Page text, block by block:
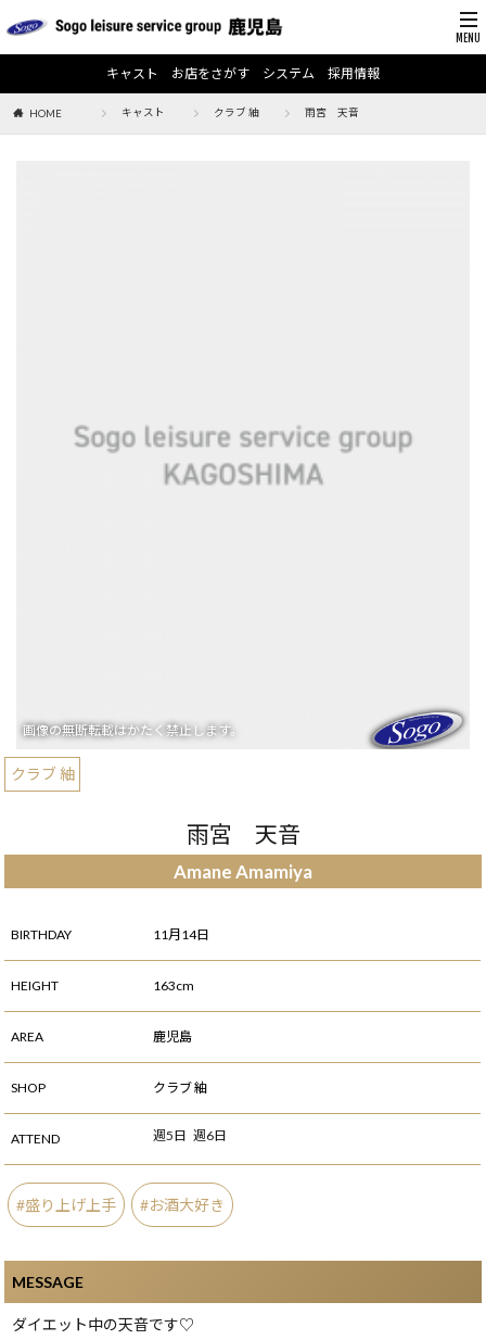
キャスト お店をさがす システム 採用情報
HOME キャスト クラブ 紬 雨宮 天音
クラブ 紬
雨宮 天音
Amane Amamiya
BIRTHDAY 11月14日
HEIGHT 163cm
AREA 鹿児島
SHOP クラブ 紬
ATTEND 週5日 週6日
盛り上げ上手 お酒大好き
MESSAGE
ダイエット中の天音です♡